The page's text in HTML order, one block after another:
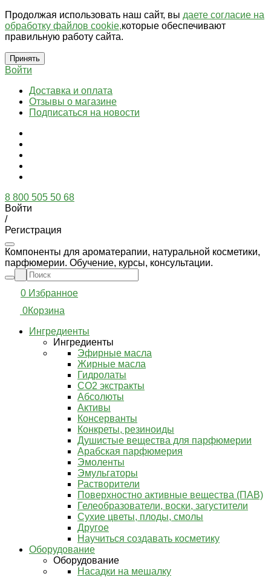
Продолжая использовать наш сайт, вы даете согласие на
обработку файлов cookie,которые обеспечивают
правильную работу сайта.
Принять
Войти
Доставка и оплата
Отзывы о магазине
Подписаться на новости
8 800 505 50 68
Войти
/
Регистрация
Компоненты для ароматерапии, натуральной косметики,
парфюмерии. Обучение, курсы, консультации.
0 Избранное
0Корзина
Ингредиенты
Ингредиенты
Эфирные масла
Жирные масла
Гидролаты
СО2 экстракты
Абсолюты
Активы
Консерванты
Конкреты, резиноиды
Душистые вещества для парфюмерии
Арабская парфюмерия
Эмоленты
Эмульгаторы
Растворители
Поверхностно активные вещества (ПАВ)
Гелеобразователи, воски, загустители
Сухие цветы, плоды, смолы
Другое
Научиться создавать косметику
Оборудование
Оборудование
Насадки на мешалку